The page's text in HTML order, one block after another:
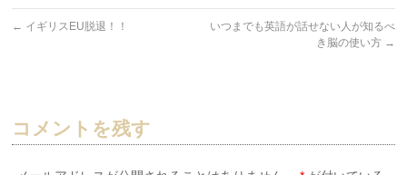
← イギリスEU脱退！！
いつまでも英語が話せない人が知るべ
き脳の使い方 →
コメントを残す